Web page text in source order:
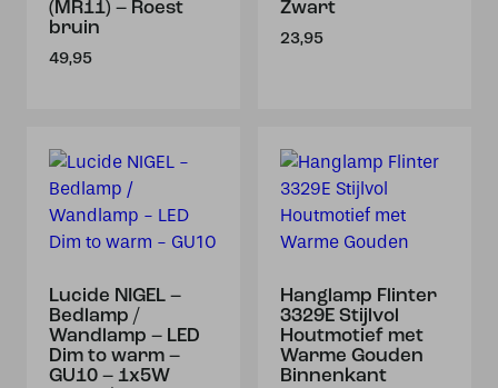
(MR11) – Roest
bruin
49,95
Zwart
23,95
Lucide NIGEL –
Bedlamp /
Wandlamp – LED
Dim to warm –
GU10 – 1x5W
Hanglamp Flinter
3329E Stijlvol
Houtmotief met
Warme Gouden
Binnenkant